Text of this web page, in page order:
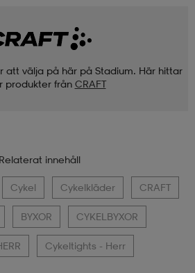
att välja på här på Stadium. Här hittar
produkter från CRAFT
Relaterat innehåll
Cykel Cykelkläder CRAFT
BYXOR CYKELBYXOR
Cykeltights - Herr